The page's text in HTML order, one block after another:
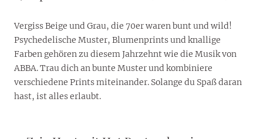
Vergiss Beige und Grau, die 70er waren bunt und wild!
Psychedelische Muster, Blumenprints und knallige
Farben gehören zu diesem Jahrzehnt wie die Musik von
ABBA. Trau dich an bunte Muster und kombiniere
verschiedene Prints miteinander. Solange du Spaß daran
hast, ist alles erlaubt.